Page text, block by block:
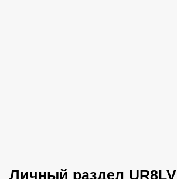
Личный раздел UR8LV